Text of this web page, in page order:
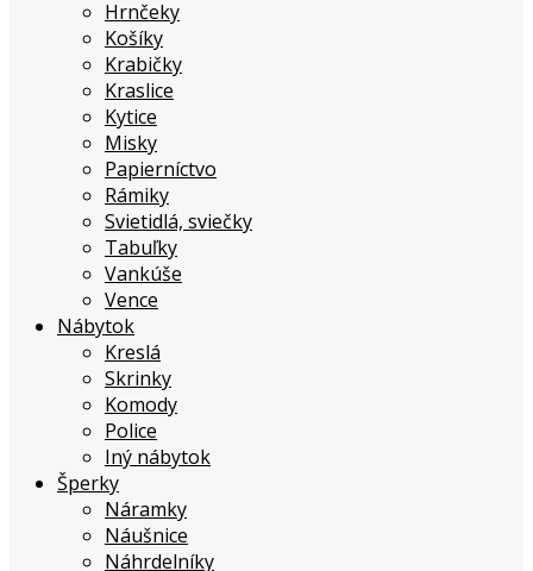
Hrnčeky
Košíky
Krabičky
Kraslice
Kytice
Misky
Papierníctvo
Rámiky
Svietidlá, sviečky
Tabuľky
Vankúše
Vence
Nábytok
Kreslá
Skrinky
Komody
Police
Iný nábytok
Šperky
Náramky
Náušnice
Náhrdelníky